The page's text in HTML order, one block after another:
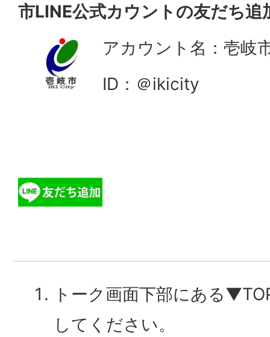
市LINE公式カウントの友だち追
アカウント名：壱岐
ID：＠ikicity
トーク画面下部にある
してください。